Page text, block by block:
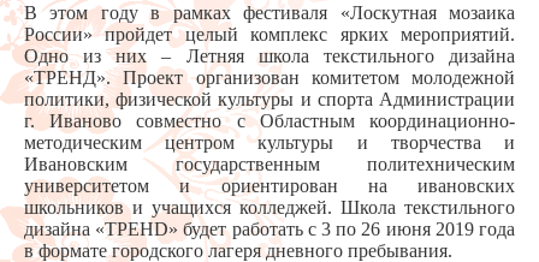
В этом году в рамках фестиваля «Лоскутная мозаика
России» пройдет целый комплекс ярких мероприятий.
Одно из них – Летняя школа текстильного дизайна
«ТРЕНД». Проект организован комитетом молодежной
политики, физической культуры и спорта Администрации
г. Иваново совместно с Областным координационно-
методическим центром культуры и творчества и
Ивановским государственным политехническим
университетом и ориентирован на ивановских
школьников и учащихся колледжей. Школа текстильного
дизайна «ТРЕНD» будет работать с 3 по 26 июня 2019 года
в формате городского лагеря дневного пребывания.